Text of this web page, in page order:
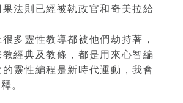
法則已經被執政官和奇美拉給
多靈性教導都被他們劫持著，
經典及教條，都是用來心智編
靈性編程是新時代運動，我會
。